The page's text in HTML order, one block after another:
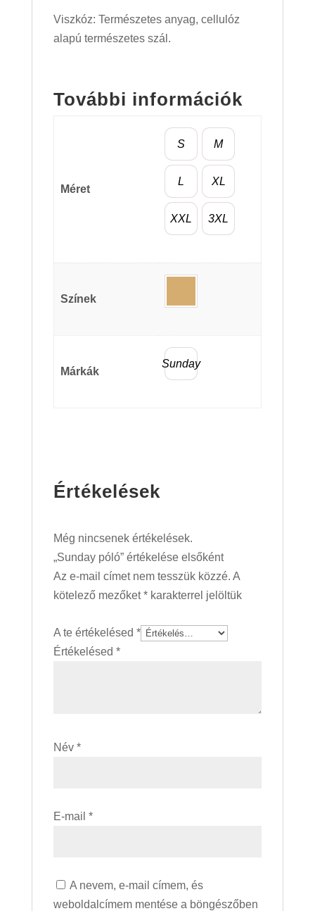
Viszkóz: Természetes anyag, cellulóz
alapú természetes szál.
További információk
Méret
S M
L XL
XXL 3XL
Színek
Márkák
Sunday
Értékelések
Még nincsenek értékelések.
„Sunday póló” értékelése elsőként
Az e-mail címet nem tesszük közzé. A
kötelező mezőket*karakterrel jelöltük
A te értékelésed *
Értékelésed *
Név *
E-mail *
A nevem, e-mail címem, és
weboldalcímem mentése a böngészőben